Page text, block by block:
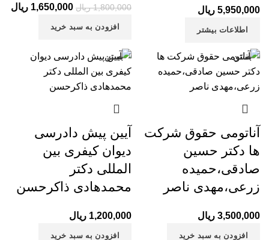
5,950,000 ریال
اطلاعات بیشتر
1,800,000 ریال قیمت اصلی:
1,650,000 ریال
افزودن به سبد خرید
بستن
آناتومی حقوق شرکت
ها دکتر حسین
صادقی،حمیده
زرعی،مهدی ناصر
3,500,000 ریال
افزودن به سبد خرید
بستن
آیین پیش دادرسی
دیوان کیفری بین
المللی دکتر
محمدهادی ذاکرحسن
1,200,000 ریال
افزودن به سبد خرید